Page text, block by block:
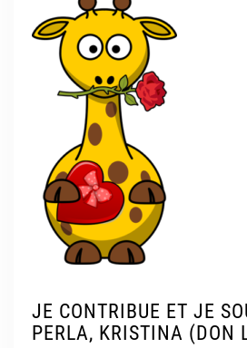
JE CONTRIBUE ET JE
PERLA, KRISTINA (DON